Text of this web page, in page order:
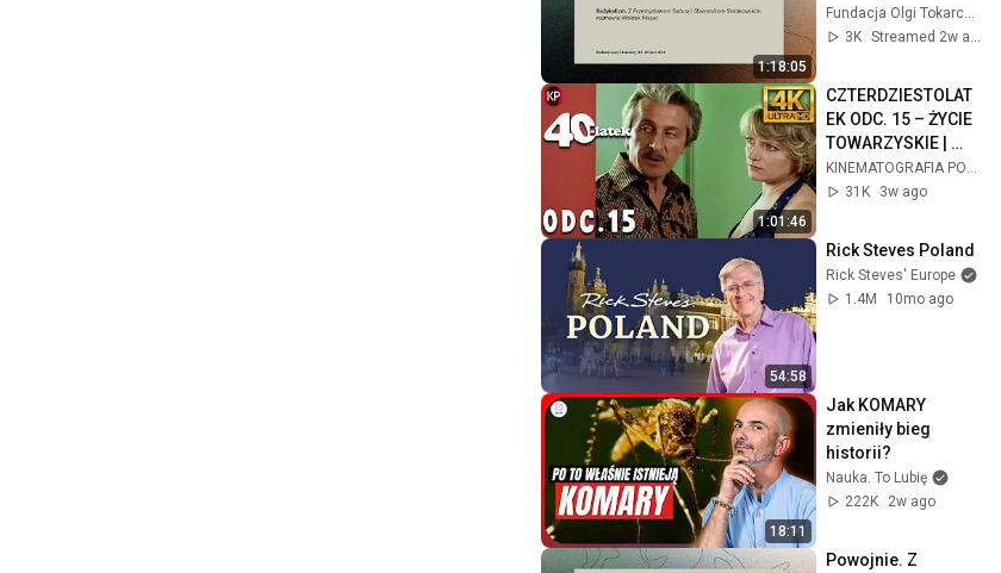
1:18:05
Sławomirem
Sierakowskim
Mazur
Fundacja Olgi Tokarczuk
3K
Streamed 2w ago
1:01:46
CZTERDZIESTOLAT
EK ODC. 15 – ŻYCIE
TOWARZYSKIE |
Kultowy Polski
Serial 4k
KINEMATOGRAFIA POLSKA
31K
3w ago
54:58
Rick Steves Poland
Rick Steves' Europe
1.4M
10mo ago
18:11
Jak KOMARY
zmieniły bieg
historii?
Nauka. To Lubię
222K
2w ago
Powojnie. Z